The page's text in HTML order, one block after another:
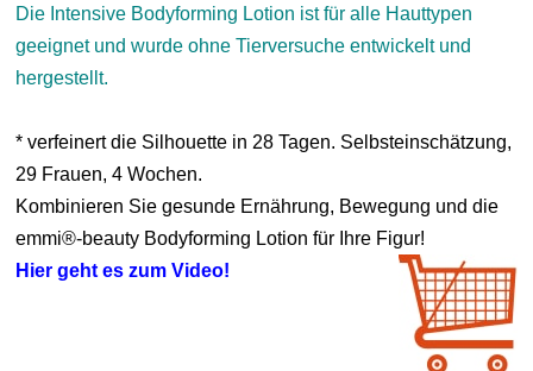
Die Intensive Bodyforming Lotion ist für alle Hauttypen
geeignet und wurde ohne Tierversuche entwickelt und
hergestellt.
* verfeinert die Silhouette in 28 Tagen. Selbsteinschätzung,
29 Frauen, 4 Wochen.
Kombinieren Sie gesunde Ernährung, Bewegung und die
emmi®-beauty Bodyforming Lotion für Ihre Figur!
Hier geht es zum Video!